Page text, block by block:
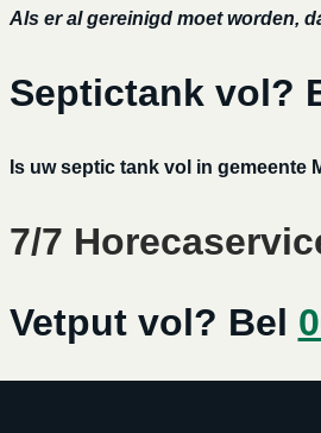
Als er al gereinigd moet worden,
Septictank vol?
Is uw septic tank vol in gemeente
7/7
Vetput vol? Bel